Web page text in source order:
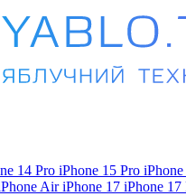
14 Pro iPhone 15 Pro
AiriPhone 17 iPhone 17